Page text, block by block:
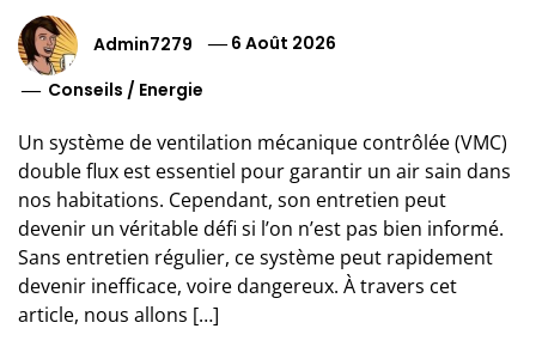
Admin7279
6 Août 2026
Conseils / Energie
Un système de ventilation mécanique contrôlée (VMC)
double flux est essentiel pour garantir un air sain dans
nos habitations. Cependant, son entretien peut
devenir un véritable défi si l’on n’est pas bien informé.
Sans entretien régulier, ce système peut rapidement
devenir inefficace, voire dangereux. À travers cet
article, nous allons […]